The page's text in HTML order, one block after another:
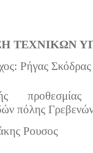
ΤΕΧΝΙΚΩΝ
Ρήγας Σκόδρας
πόλης
Ρουσος